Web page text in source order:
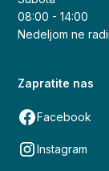
08:00 - 14:00
Nedeljom ne
Zapratite nas
Facebook
Instagram